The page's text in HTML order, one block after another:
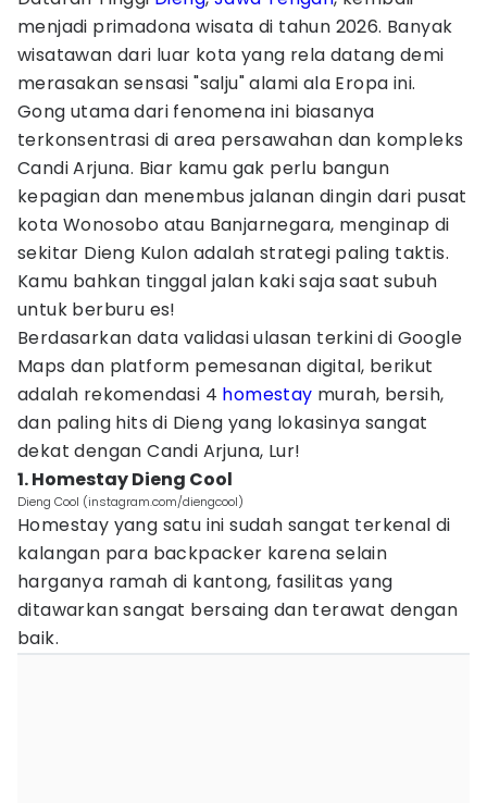
menjadi primadona wisata di tahun 2026. Banyak
wisatawan dari luar kota yang rela datang demi
merasakan sensasi "salju" alami ala Eropa ini.
Gong utama dari fenomena ini biasanya
terkonsentrasi di area persawahan dan kompleks
Candi Arjuna. Biar kamu gak perlu bangun
kepagian dan menembus jalanan dingin dari pusat
kota Wonosobo atau Banjarnegara, menginap di
sekitar Dieng Kulon adalah strategi paling taktis.
Kamu bahkan tinggal jalan kaki saja saat subuh
untuk berburu es!
Berdasarkan data validasi ulasan terkini di Google
Maps dan platform pemesanan digital, berikut
adalah rekomendasi 4 homestay murah, bersih,
dan paling hits di Dieng yang lokasinya sangat
dekat dengan Candi Arjuna, Lur!
1. Homestay Dieng Cool
Dieng Cool (instagram.com/diengcool)
Homestay yang satu ini sudah sangat terkenal di
kalangan para backpacker karena selain
harganya ramah di kantong, fasilitas yang
ditawarkan sangat bersaing dan terawat dengan
baik.